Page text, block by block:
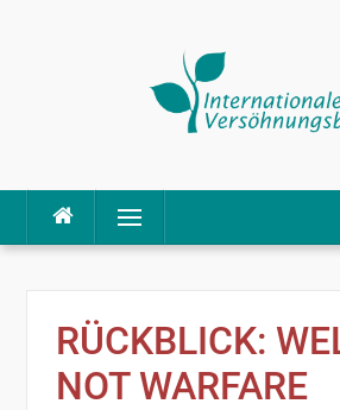
Inhalt
Menü
RÜCKBLICK:
NOT WARFARE